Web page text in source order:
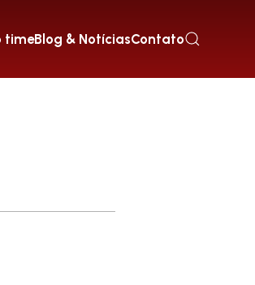
timeBlog & NotíciasContato